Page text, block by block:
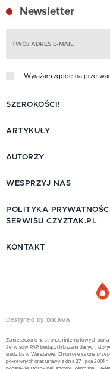
Newsletter
Wyrażam zgodę na
SZEROKOŚCI!
ARTYKUŁY
AUTORZY
WESPRZYJ NAS
POLITYKA PRYWATNOŚCI
SERWISU CZYZTAK.PL
KONTAKT
Designed by
Zamieszczone na stronach internetowych
Serwisów PAP, będących bazami danych,
siedzibą w Warszawie. Chronione są one
pokrewnych oraz ustawy z dnia 27 lipca 2001